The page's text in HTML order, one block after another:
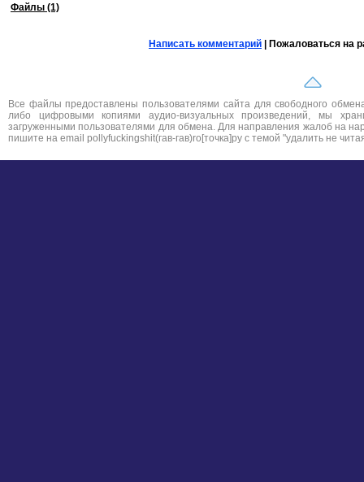
Файлы (1)
Написать комментарий | Пожаловаться на
Все файлы предоставлены пользователями сайта для свободного
либо цифровыми копиями аудио-визуальных произведений, мы
загруженными пользователями для обмена. Для направления жалоб на
пишите на email pollyfuckingshit(гав-гав)ro[точка]ру с темой "удалить не